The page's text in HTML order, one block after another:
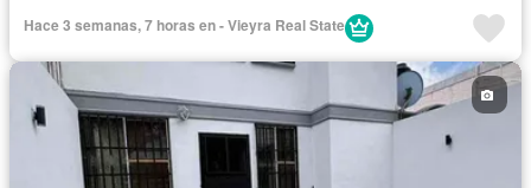
Hace 3 semanas, 7 horas en - Vieyra Real State